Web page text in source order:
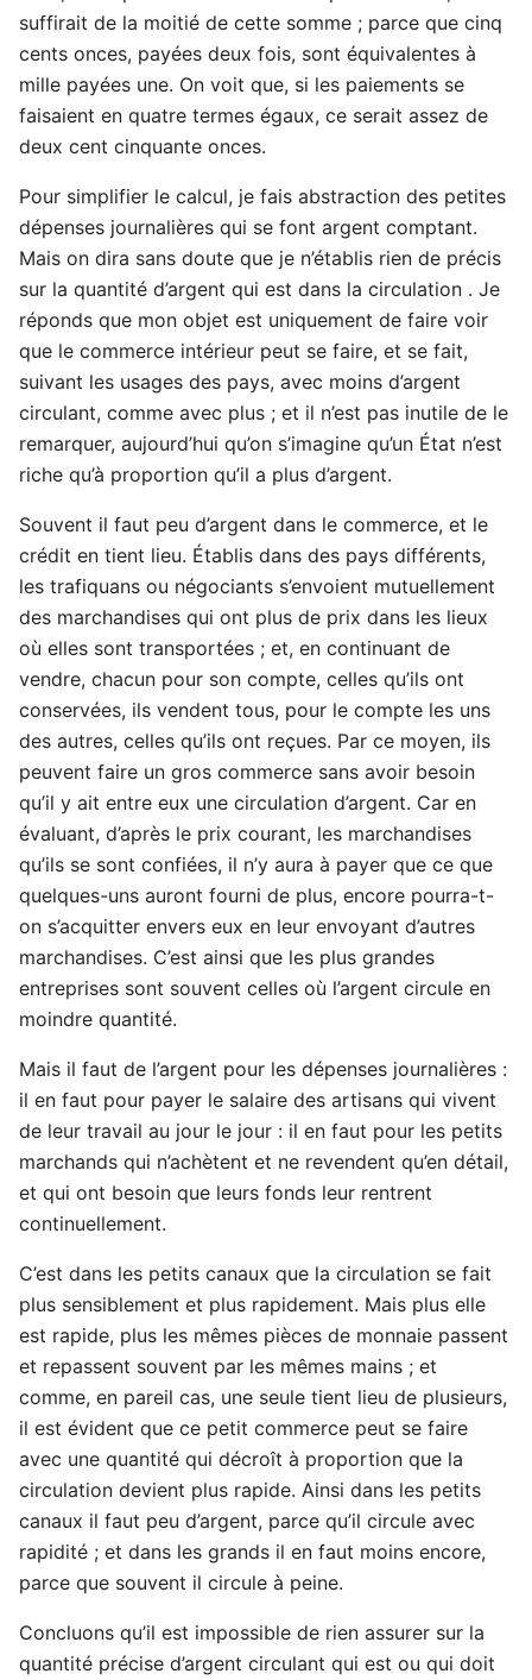
suffirait de la moitié de cette somme ; parce que cinq
cents onces, payées deux fois, sont équivalentes à
mille payées une. On voit que, si les paiements se
faisaient en quatre termes égaux, ce serait assez de
deux cent cinquante onces.
Pour simplifier le calcul, je fais abstraction des petites
dépenses journalières qui se font argent comptant.
Mais on dira sans doute que je n’établis rien de précis
sur la quantité d’argent qui est dans la circulation . Je
réponds que mon objet est uniquement de faire voir
que le commerce intérieur peut se faire, et se fait,
suivant les usages des pays, avec moins d’argent
circulant, comme avec plus ; et il n’est pas inutile de le
remarquer, aujourd’hui qu’on s’imagine qu’un État n’est
riche qu’à proportion qu’il a plus d’argent.
Souvent il faut peu d’argent dans le commerce, et le
crédit en tient lieu. Établis dans des pays différents,
les trafiquans ou négociants s’envoient mutuellement
des marchandises qui ont plus de prix dans les lieux
où elles sont transportées ; et, en continuant de
vendre, chacun pour son compte, celles qu’ils ont
conservées, ils vendent tous, pour le compte les uns
des autres, celles qu’ils ont reçues. Par ce moyen, ils
peuvent faire un gros commerce sans avoir besoin
qu’il y ait entre eux une circulation d’argent. Car en
évaluant, d’après le prix courant, les marchandises
qu’ils se sont confiées, il n’y aura à payer que ce que
quelques-uns auront fourni de plus, encore pourra-t-
on s’acquitter envers eux en leur envoyant d’autres
marchandises. C’est ainsi que les plus grandes
entreprises sont souvent celles où l’argent circule en
moindre quantité.
Mais il faut de l’argent pour les dépenses journalières :
il en faut pour payer le salaire des artisans qui vivent
de leur travail au jour le jour : il en faut pour les petits
marchands qui n’achètent et ne revendent qu’en détail,
et qui ont besoin que leurs fonds leur rentrent
continuellement.
C’est dans les petits canaux que la circulation se fait
plus sensiblement et plus rapidement. Mais plus elle
est rapide, plus les mêmes pièces de monnaie passent
et repassent souvent par les mêmes mains ; et
comme, en pareil cas, une seule tient lieu de plusieurs,
il est évident que ce petit commerce peut se faire
avec une quantité qui décroît à proportion que la
circulation devient plus rapide. Ainsi dans les petits
canaux il faut peu d’argent, parce qu’il circule avec
rapidité ; et dans les grands il en faut moins encore,
parce que souvent il circule à peine.
Concluons qu’il est impossible de rien assurer sur la
quantité précise d’argent circulant qui est ou qui doit